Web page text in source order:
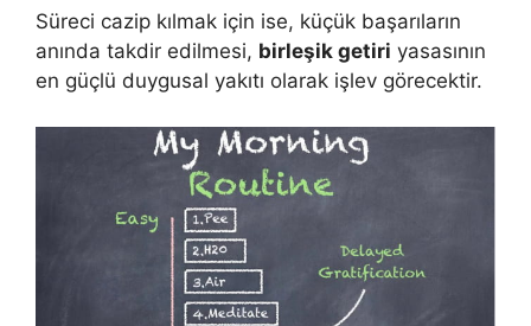
Süreci cazip kılmak için ise, küçük başarıların
anında takdir edilmesi, birleşik getiri yasasının
en güçlü duygusal yakıtı olarak işlev görecektir.